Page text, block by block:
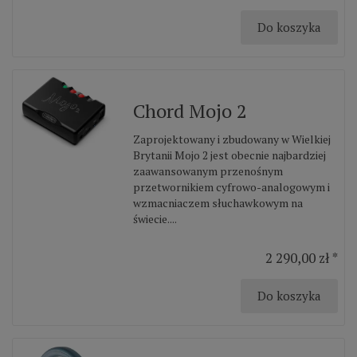
Do koszyka
Chord Mojo 2
Zaprojektowany i zbudowany w Wielkiej
Brytanii Mojo 2 jest obecnie najbardziej
zaawansowanym przenośnym
przetwornikiem cyfrowo-analogowym i
wzmacniaczem słuchawkowym na
świecie....
2 290,00 zł *
Do koszyka